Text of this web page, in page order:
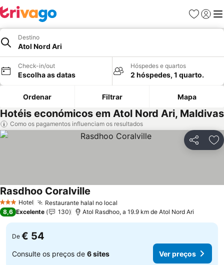
Favoritos
Iniciar
Destino
Atol Nord Ari
Check-in/out
Escolha as datas
Hóspedes e quartos
2 hóspedes, 1 quarto.
Ordenar Filtrar Mapa
Hotéis económicos em Atol Nord Ari, Maldivas
Como os pagamentos influenciam os resultados
Partilhar
3 EstrelasHotel Restaurante halal no local
Rasdhoo Coralville
8,6 Excelente 130 Atol Rasdhoo, a 19.9 km de Atol Nord Ari
De € 54
Consulte os preços de 6 sites Ver preços